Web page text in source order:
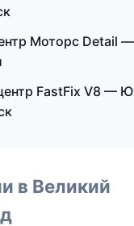
Моторс Detail —
FastFix V8 —
в Великий